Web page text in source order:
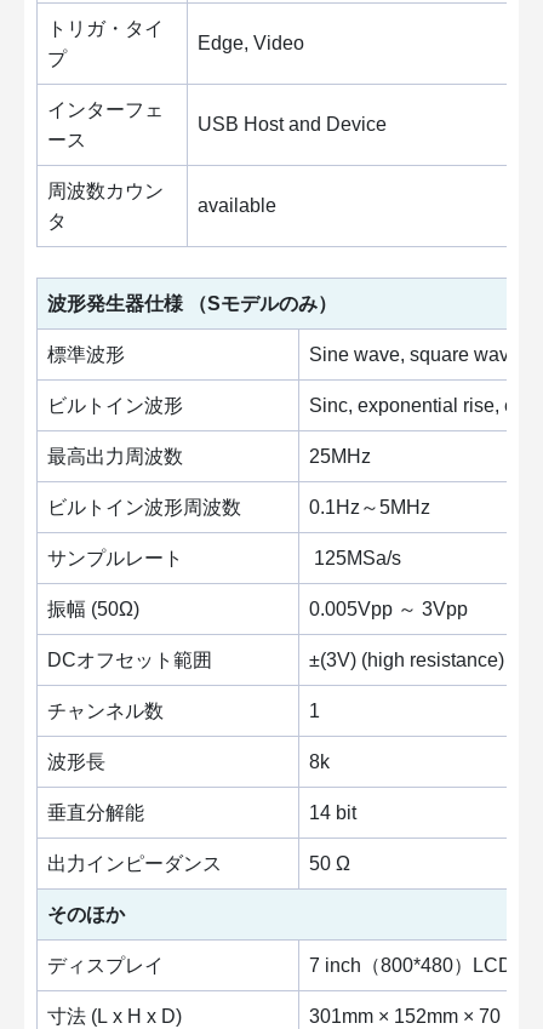
トリガ・タイ
プ
Edge, Video
インターフェ
ース
USB Host and Device
周波数カウン
タ
available
波形発生器仕様 （Sモデルのみ）
標準波形 Sine wave, square wave,
ビルトイン波形 Sinc, exponential rise,
最高出力周波数 25MHz
ビルトイン波形周波数 0.1Hz～5MHz
サンプルレート 125MSa/s
振幅 (50Ω) 0.005Vpp ～ 3Vpp
DCオフセット範囲 ±(3V) (high resistance)
チャンネル数 1
波形長 8k
垂直分解能 14 bit
出力インピーダンス 50 Ω
そのほか
ディスプレイ 7 inch（800*480）LCD
寸法 (L x H x D) 301mm × 152mm × 70 mm